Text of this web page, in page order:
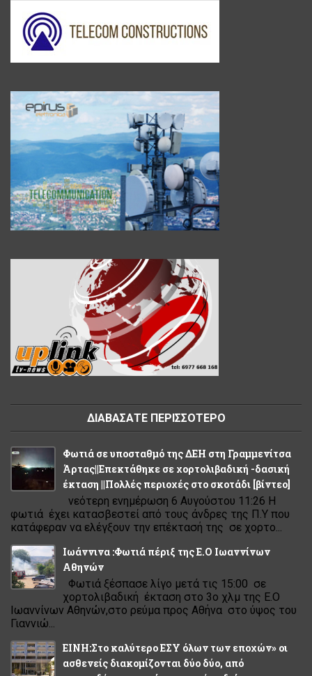
ΔΙΑΒΑΣΑΤΕ ΠΕΡΙΣΣΟΤΕΡΟ
Φωτιά σε υποσταθμό της ΔΕΗ στη Γραμμενίτσα
Άρτας||Επεκτάθηκε σε χορτολιβαδική -δασική
έκταση ||Πολλές περιοχές στο σκοτάδι [βίντεο]
νεότερη ενημέρωση 6 Αυγούστου 11:26 Η
φωτιά έχει κατασβεστεί από τους άνδρες της Π.Υ που
κατάφεραν να ελέγξουν την επέκτασή της σε χορτο...
Ιωάννινα :Φωτιά πέριξ της Ε.Ο Ιωαννίνων
Αθηνών
Φωτιά ξέσπασε λίγο μετά τις 15:00 σε
χορτολιβαδική έκταση στο 3ο χλμ της Ε.Ο
Ιωαννίνων Αθηνών,στο ρεύμα προς Αθήνα στο ύψος του
Γιαννιώ...
ΕΙΝΗ:Στο καλύτερο ΕΣΥ όλων των εποχών» οι
ασθενείς διακομίζονται δύο δύο, από